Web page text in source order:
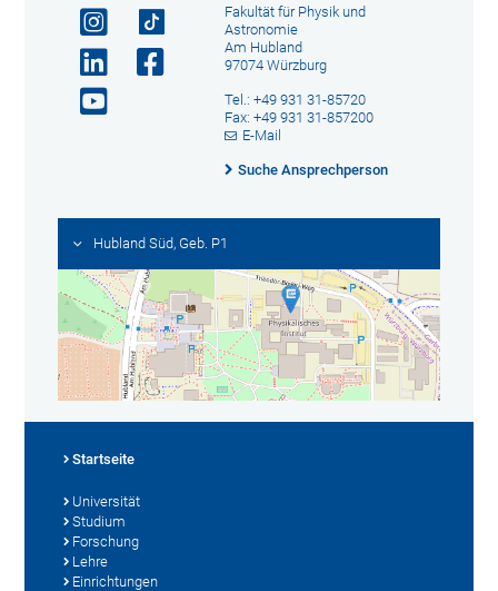
Fakultät für Physik und
Astronomie
Am Hubland
97074 Würzburg
Tel.: +49 931 31-85720
Fax: +49 931 31-857200
E-Mail
Suche Ansprechperson
Hubland Süd, Geb. P1
Startseite
Universität
Studium
Forschung
Lehre
Einrichtungen